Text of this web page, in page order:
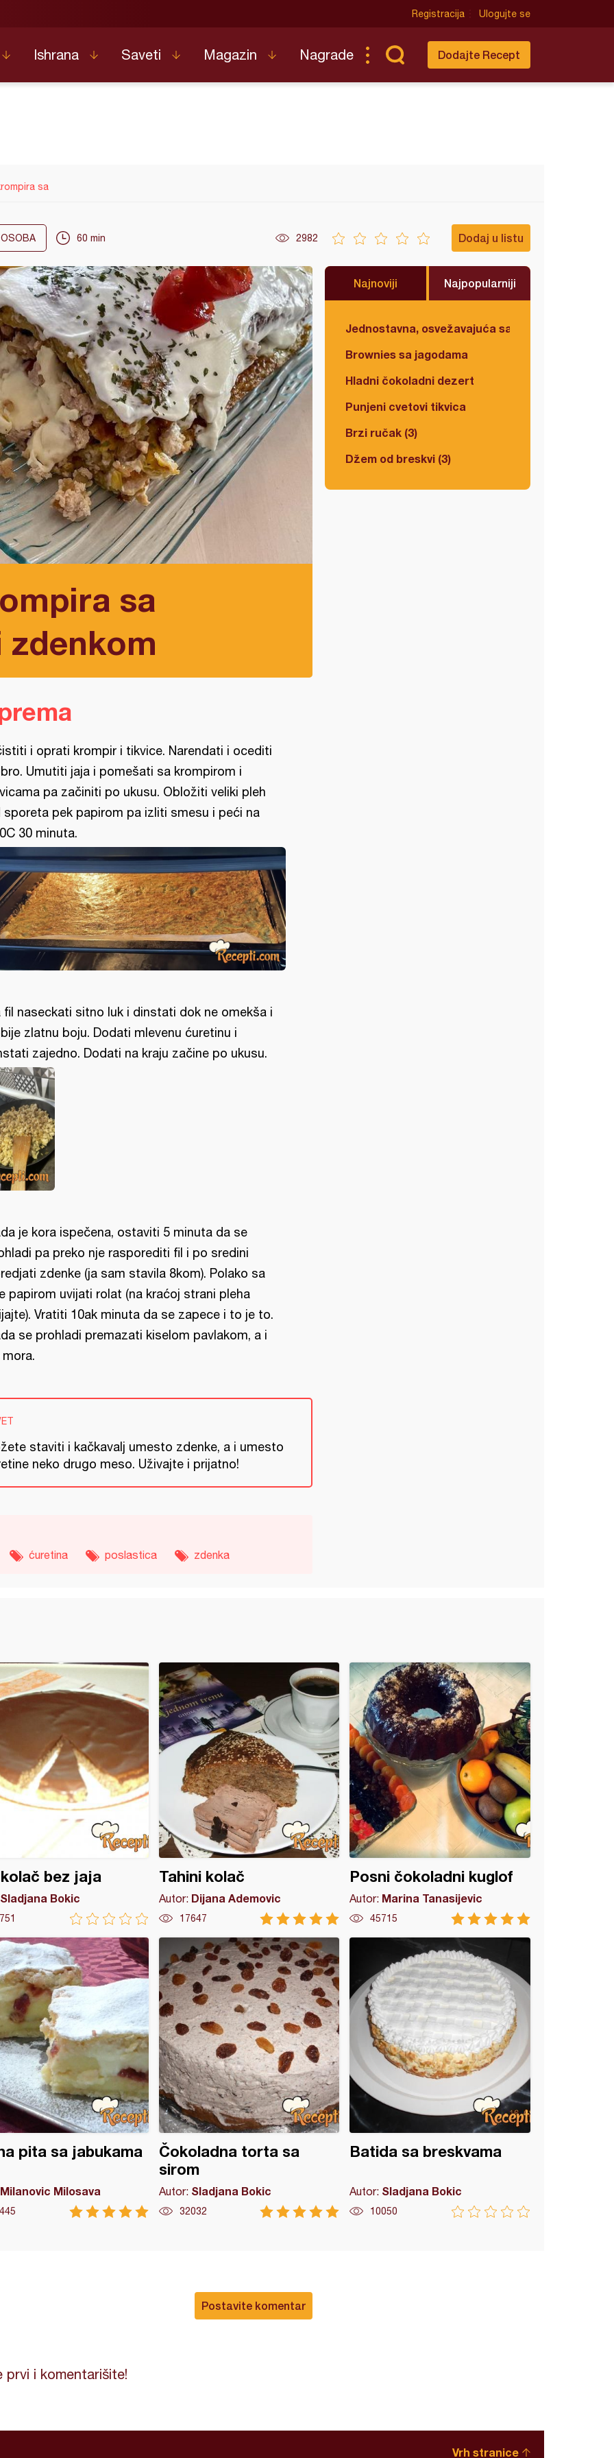
Registracija Ulogujte se
Ishrana Saveti Magazin Nagrade Dodajte Recept
sa
OSOBA 60 min 2982 Dodaj u listu
sa
Najnoviji Najpopularniji
Jednostavna, osvežavajuća salata
Brownies sa jagodama
Hladni čokoladni dezert
Punjeni cvetovi tikvica
Brzi ručak (3)
Džem od breskvi (3)
i oprati krompir i tikvice. Narendati i ocediti
Umutiti jaja i pomešati sa krompirom i
pa začiniti po ukusu. Obložiti veliki pleh
sporeta pek papirom pa izliti smesu i peći na
30 minuta.
fil naseckati sitno luk i dinstati dok ne omekša i
zlatnu boju. Dodati mlevenu ćuretinu i
zajedno. Dodati na kraju začine po ukusu.
je kora ispečena, ostaviti 5 minuta da se
pa preko nje rasporediti fil i po sredini
zdenke (ja sam stavila 8kom). Polako sa
papirom uvijati rolat (na kraćoj strani pleha
Vratiti 10ak minuta da se zapece i to je to.
se prohladi premazati kiselom pavlakom, a i
mora.
staviti i kačkavalj umesto zdenke, a i umesto
neko drugo meso. Uživajte i prijatno!
ćuretina poslastica zdenka
bez jaja
Sladjana Bokic
Tahini kolač
Autor: Dijana Ademovic
17647
Posni čokoladni kuglof
Autor: Marina Tanasijevic
45715
pita sa jabukama
Milanovic Milosava
Čokoladna torta sa
sirom
Autor: Sladjana Bokic
32032
Batida sa breskvama
Autor: Sladjana Bokic
10050
Postavite komentar
prvi i komentarišite!
Vrh stranice